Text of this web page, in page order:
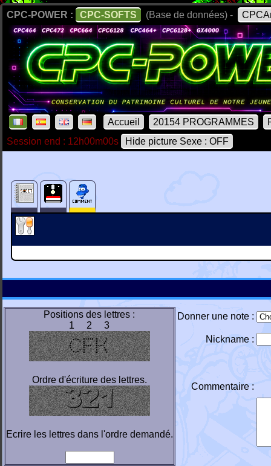
CPC-POWER : CPC-SOFTS (Base de données) -
Accueil 20154 PROGRAMMES
Session end : 12h00m00s
Hide picture Sexe : OFF
Positions des lettres :
1 2 3
Ordre d'écriture des lettres.
Ecrire les lettres dans l'ordre demandé.
Donner une note :
Nickname :
Commentaire :